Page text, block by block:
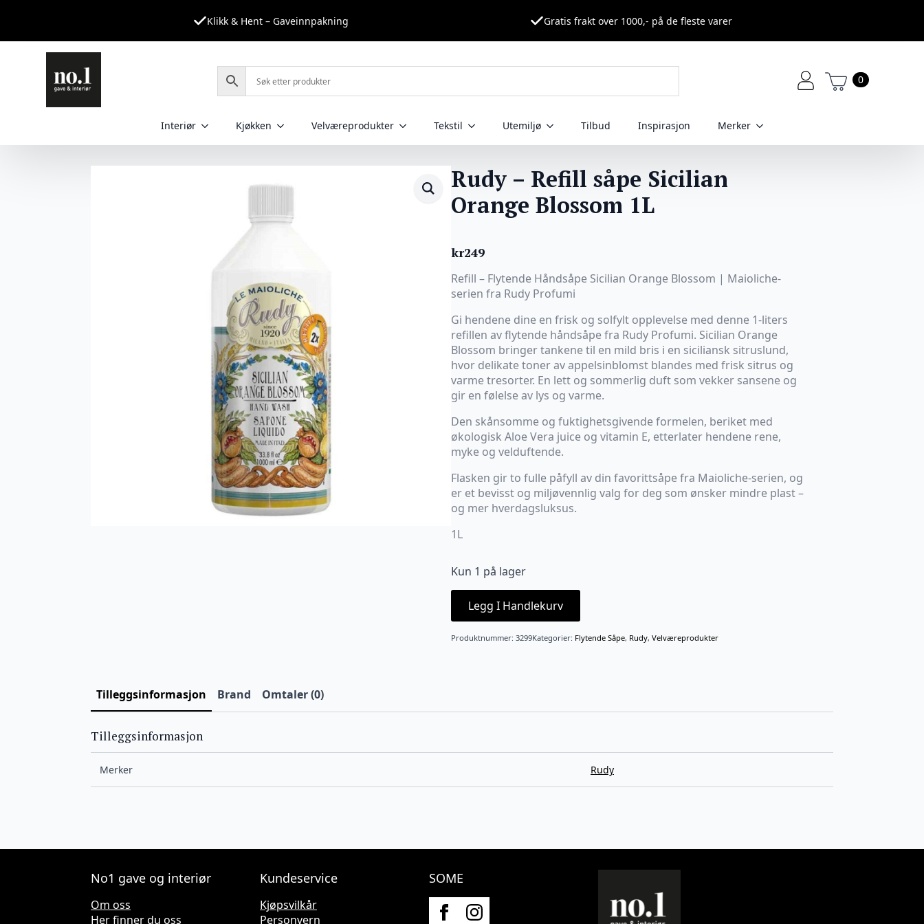
Klikk & Hent – Gaveinnpakning Gratis frakt over 1000,- på de fleste varer
0
Interiør Kjøkken Velværeprodukter Tekstil Utemiljø Tilbud Inspirasjon Merker
Rudy – Refill såpe Sicilian
Orange Blossom 1L
kr249
Refill – Flytende Håndsåpe Sicilian Orange Blossom | Maioliche-
serien fra Rudy Profumi
Gi hendene dine en frisk og solfylt opplevelse med denne 1-liters
refillen av flytende håndsåpe fra Rudy Profumi. Sicilian Orange
Blossom bringer tankene til en mild bris i en siciliansk sitruslund,
hvor delikate toner av appelsinblomst blandes med frisk sitrus og
varme tresorter. En lett og sommerlig duft som vekker sansene og
gir en følelse av lys og varme.
Den skånsomme og fuktighetsgivende formelen, beriket med
økologisk Aloe Vera juice og vitamin E, etterlater hendene rene,
myke og velduftende.
Flasken gir to fulle påfyll av din favorittsåpe fra Maioliche-serien, og
er et bevisst og miljøvennlig valg for deg som ønsker mindre plast –
og mer hverdagsluksus.
1L
Kun 1 på lager
Legg I Handlekurv
Produktnummer: 3299Kategorier: Flytende Såpe, Rudy, Velværeprodukter
Tilleggsinformasjon Brand Omtaler (0)
Tilleggsinformasjon
Merker Rudy
No1 gave og interiør
Om oss
Her finner du oss
Kundeservice
Kjøpsvilkår
Personvern
SOME